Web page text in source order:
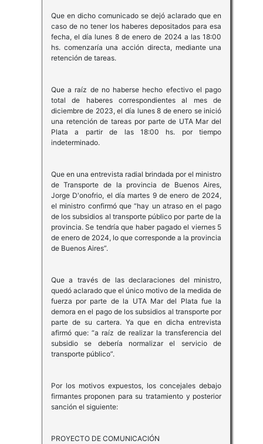
Que en dicho comunicado se dejó aclarado que en
caso de no tener los haberes depositados para esa
fecha, el día lunes 8 de enero de 2024 a las 18:00
hs. comenzaría una acción directa, mediante una
retención de tareas.
Que a raíz de no haberse hecho efectivo el pago
total de haberes correspondientes al mes de
diciembre de 2023, el día lunes 8 de enero se inició
una retención de tareas por parte de UTA Mar del
Plata a partir de las 18:00 hs. por tiempo
indeterminado.
Que en una entrevista radial brindada por el ministro
de Transporte de la provincia de Buenos Aires,
Jorge D'onofrio, el día martes 9 de enero de 2024,
el ministro confirmó que “hay un atraso en el pago
de los subsidios al transporte público por parte de la
provincia. Se tendría que haber pagado el viernes 5
de enero de 2024, lo que corresponde a la provincia
de Buenos Aires”.
Que a través de las declaraciones del ministro,
quedó aclarado que el único motivo de la medida de
fuerza por parte de la UTA Mar del Plata fue la
demora en el pago de los subsidios al transporte por
parte de su cartera. Ya que en dicha entrevista
afirmó que: “a raíz de realizar la transferencia del
subsidio se debería normalizar el servicio de
transporte público”.
Por los motivos expuestos, los concejales debajo
firmantes proponen para su tratamiento y posterior
sanción el siguiente:
PROYECTO DE COMUNICACIÓN